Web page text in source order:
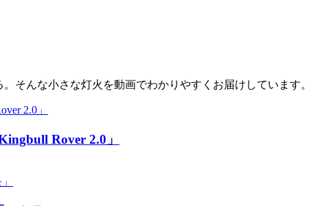
そんな小さな灯火を動画でわかりやすくお届けしています。
Rover 2.0」